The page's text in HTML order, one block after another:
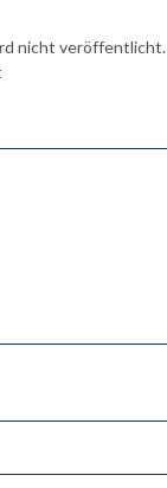
nicht veröffentlicht.